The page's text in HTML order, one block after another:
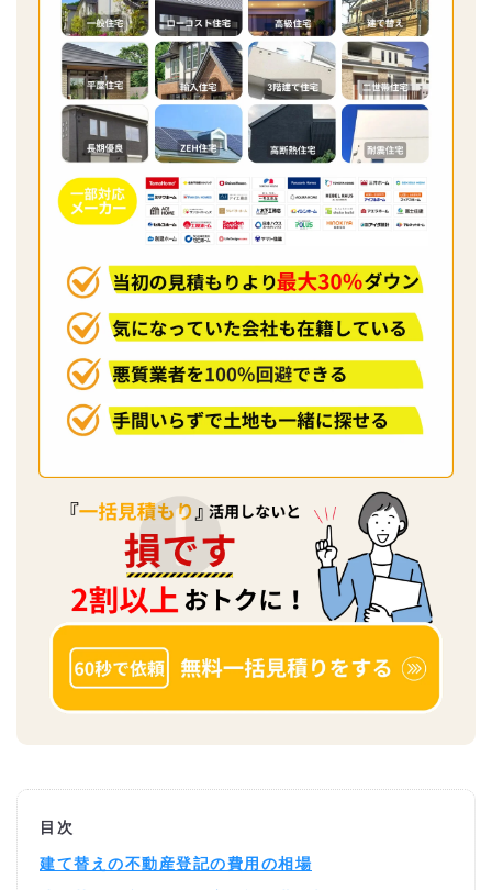
目次
建て替えの不動産登記の費用の相場